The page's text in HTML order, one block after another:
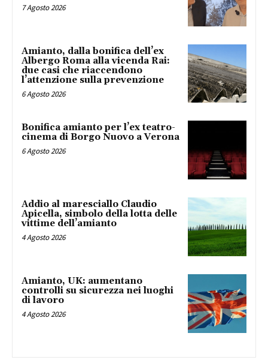
7 Agosto 2026
Amianto, dalla bonifica dell’ex
Albergo Roma alla vicenda Rai:
due casi che riaccendono
l’attenzione sulla prevenzione
6 Agosto 2026
Bonifica amianto per l’ex teatro-
cinema di Borgo Nuovo a Verona
6 Agosto 2026
Addio al maresciallo Claudio
Apicella, simbolo della lotta delle
vittime dell’amianto
4 Agosto 2026
Amianto, UK: aumentano
controlli su sicurezza nei luoghi
di lavoro
4 Agosto 2026